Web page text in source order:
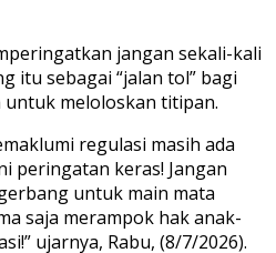
jangan sekali-kali
itu sebagai “jalan tol” bagi
meloloskan titipan.
regulasi masih ada
peringatan keras! Jangan
untuk main mata
saja merampok hak anak-
ujarnya, Rabu, (8/7/2026).